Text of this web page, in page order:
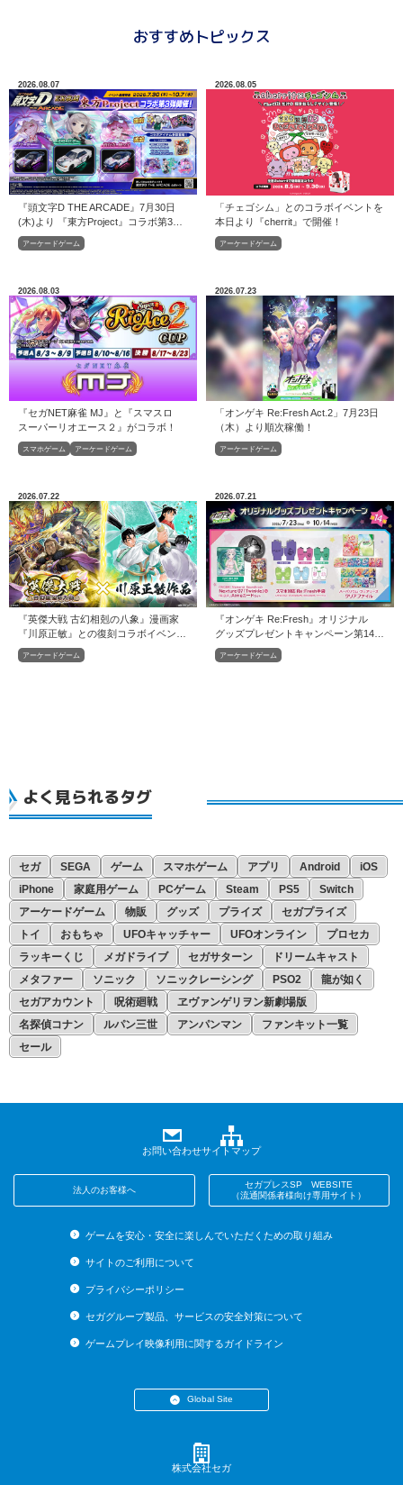
おすすめトピックス
2026.08.07
アーケードゲーム
『頭文字D THE ARCADE』7月30日
(木)より 『東方Project』コラボ第3弾
EX復刻開催中！
2026.08.05
アーケードゲーム
「チェゴシム」とのコラボイベントを
本日より『cherrit』で開催！
2026.08.03
スマホゲーム アーケードゲーム
『セガNET麻雀 MJ』と『スマスロ
スーパーリオエース２』がコラボ！
2026.07.23
アーケードゲーム
「オンゲキ Re:Fresh Act.2」7月23日
（木）より順次稼働！
2026.07.22
アーケードゲーム
『英傑大戦 古幻相剋の八象』漫画家
『川原正敏』との復刻コラボイベント
を本日より開始！
2026.07.21
アーケードゲーム
『オンゲキ Re:Fresh』オリジナル
グッズプレゼントキャンペーン第14弾
開催！
よく見られるタグ
セガ SEGA ゲーム スマホゲーム アプリ Android
iOS
iPhone
家庭用ゲーム PCゲーム Steam PS5
Switch
アーケードゲーム
物販 グッズ プライズ
セガプライズ
トイ
おもちゃ UFOキャッチャー UFOオンライン
プロセカ
ラッキーくじ
メガドライブ セガサターン
ドリームキャスト
メタファー
ソニック ソニックレーシング PSO2
龍が如く
セガアカウント
呪術廻戦
ヱヴァンゲリヲン新劇場版
名探偵コナン
ルパン三世 アンパンマン
ファンキット一覧
セール
お問い合わせサイトマップ
法人のお客様へ
セガプレスSP WEBSITE
（流通関係者様向け専用サイト）
ゲームを安心・安全に楽しんでいただくための取り組み
サイトのご利用について
プライバシーポリシー
セガグループ製品、サービスの安全対策について
ゲームプレイ映像利用に関するガイドライン
Global Site
・English (US)
・English (AU)
株式会社セガ